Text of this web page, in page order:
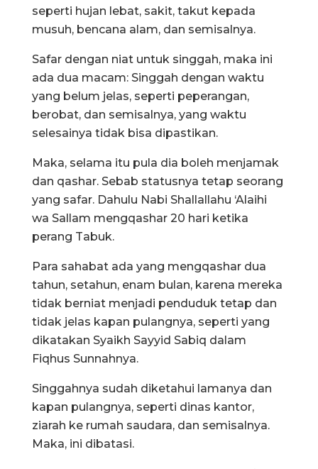
seperti hujan lebat, sakit, takut kepada
musuh, bencana alam, dan semisalnya.
Safar dengan niat untuk singgah, maka ini
ada dua macam: Singgah dengan waktu
yang belum jelas, seperti peperangan,
berobat, dan semisalnya, yang waktu
selesainya tidak bisa dipastikan.
Maka, selama itu pula dia boleh menjamak
dan qashar. Sebab statusnya tetap seorang
yang safar. Dahulu Nabi Shallallahu ‘Alaihi
wa Sallam mengqashar 20 hari ketika
perang Tabuk.
Para sahabat ada yang mengqashar dua
tahun, setahun, enam bulan, karena mereka
tidak berniat menjadi penduduk tetap dan
tidak jelas kapan pulangnya, seperti yang
dikatakan Syaikh Sayyid Sabiq dalam
Fiqhus Sunnahnya.
Singgahnya sudah diketahui lamanya dan
kapan pulangnya, seperti dinas kantor,
ziarah ke rumah saudara, dan semisalnya.
Maka, ini dibatasi.